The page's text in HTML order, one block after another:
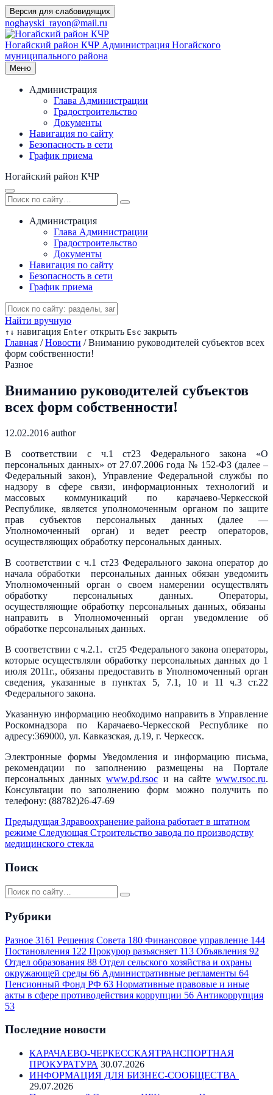
Перейти
к
содержимому
Версия для слабовидящих
noghayski_rayon@mail.ru
Ногайский район КЧР Администрация Ногайского
муниципального района
Меню
Администрация
Глава Администрации
Градостроительство
Документы
Навигация по сайту
Безопасность в сети
График приема
Ногайский район КЧР
Администрация
Глава Администрации
Градостроительство
Документы
Навигация по сайту
Безопасность в сети
График приема
Найти вручную
↑ ↓ навигация Enter открыть Esc закрыть
Главная / Новости / Вниманию руководителей субъектов всех
форм собственности!
Разное
Вниманию руководителей субъектов
всех форм собственности!
12.02.2016 author
В соответствии с ч.1 ст23 Федерального закона «О
персональных данных» от 27.07.2006 года № 152-ФЗ (далее –
Федеральный закон), Управление Федеральной службы по
надзору в сфере связи, информационных технологий и
массовых коммуникаций по карачаево-Черкесской
Республике, является уполномоченным органом по защите
прав субъектов персональных данных (далее —
Уполномоченный орган) и ведет реестр операторов,
осуществляющих обработку персональных данных.
В соответствии с ч.1 ст23 Федерального закона оператор до
начала обработки персональных данных обязан уведомить
Уполномоченный орган о своем намерении осуществлять
обработку персональных данных. Операторы,
осуществляющие обработку персональных данных, обязаны
направить в Уполномоченный орган уведомление об
обработке персональных данных.
В соответствии с ч.2.1. ст25 Федерального закона операторы,
которые осуществляли обработку персональных данных до 1
июля 2011г., обязаны предоставить в Уполномоченный орган
сведения, указанные в пунктах 5, 7.1, 10 и 11 ч.3 ст.22
Федерального закона.
Указанную информацию необходимо направить в Управление
Роскомнадзора по Карачаево-Черкесской Республике по
адресу:369000, ул. Кавказская, д.19, г. Черкесск.
Электронные формы Уведомления и информацию письма,
рекомендации по заполнению размещены на Портале
персональных данныхwww.pd.rsoc и на сайтеwww.rsoc.ru.
Консультации по заполнению форм можно получить по
телефону: (88782)26-47-69
Предыдущая Здравоохранение района работает в штатном
режиме Следующая Строительство завода по производству
медицинского стекла
Поиск
Рубрики
Разное 3161 Решения Совета 180 Финансовое управление 144
Постановления 122 Прокурор разъясняет 113 Объявления 92
Отдел образования 88 Отдел сельского хозяйства и охраны
окружающей среды 66 Административные регламенты 64
Пенсионный Фонд РФ 63 Нормативные правовые и иные
акты в сфере противодействия коррупции 56 Антикоррупция
53
Последние новости
КАРАЧАЕВО-ЧЕРКЕССКАЯТРАНСПОРТНАЯ
ПРОКУРАТУРА 30.07.2026
ИНФОРМАЦИЯ ДЛЯ БИЗНЕС-СООБЩЕСТВА
29.07.2026